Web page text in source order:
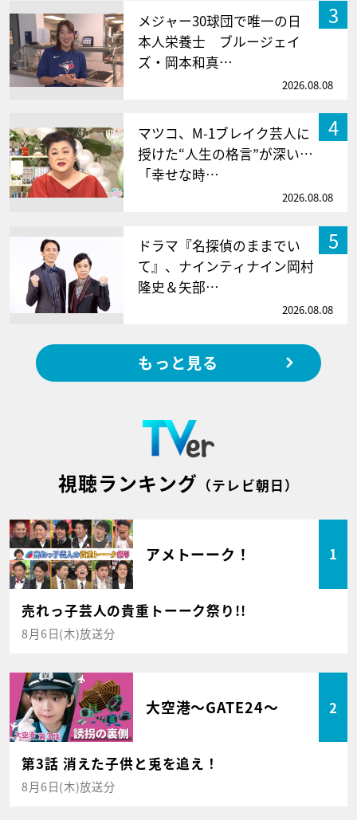
3
メジャー30球団で唯一の日
本人栄養士 ブルージェイ
ズ・岡本和真…
2026.08.08
4
マツコ、M-1ブレイク芸人に
授けた“人生の格言”が深い…
「幸せな時…
2026.08.08
5
ドラマ『名探偵のままでい
て』、ナインティナイン岡村
隆史＆矢部…
2026.08.08
もっと見る
視聴ランキング （テレビ朝日）
アメトーーク！ 1
売れっ子芸人の貴重トーーク祭り!!
8月6日(木)放送分
大空港～GATE24～ 2
第3話 消えた子供と兎を追え！
8月6日(木)放送分